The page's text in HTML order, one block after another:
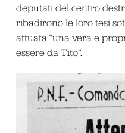
deputati del centro
ribadirono le loro tesi
attuata “una vera e
essere da Tito”.